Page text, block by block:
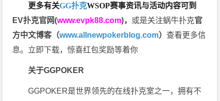
更多有关GG扑克WSOP赛事资讯与活动内容可到
EV扑克官网(www.evpk88.com)， 或是关注蜗牛扑克官
方中文博客（www.allnewpokerblog.com）查看更多信
息。立即下载，惊喜红包奖励等着你
关于GGPOKER
GGPOKER是世界领先的在线扑克室之一，拥有不